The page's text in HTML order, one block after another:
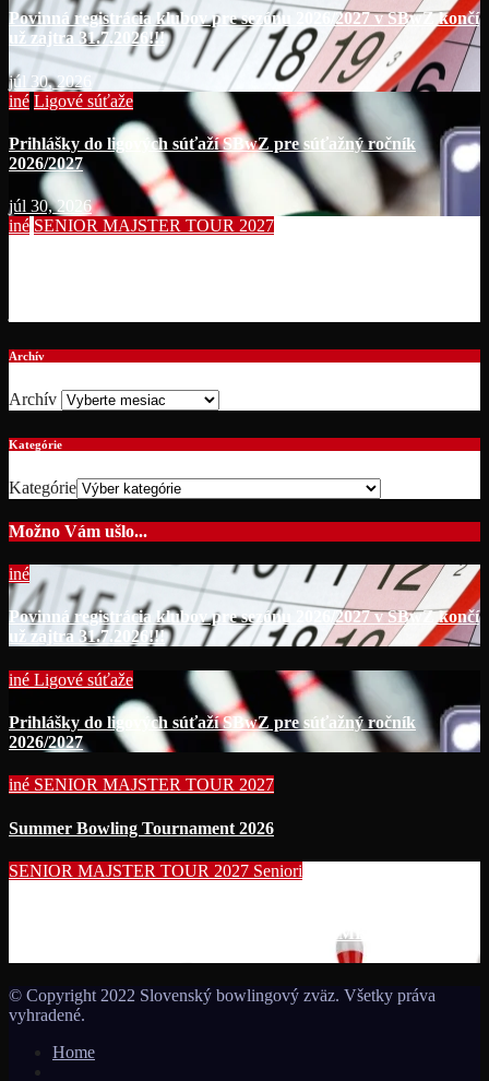
Povinná registrácia klubov pre sezónu 2026/2027 v SBwZ končí
už zajtra 31.7.2026!!!
júl 30, 2026
iné Ligové súťaže
Prihlášky do ligových súťaží SBwZ pre súťažný ročník
2026/2027
júl 30, 2026
iné SENIOR MAJSTER TOUR 2027
Archív
Archív
Kategórie
Kategórie
Možno Vám ušlo...
iné
Povinná registrácia klubov pre sezónu 2026/2027 v SBwZ končí
už zajtra 31.7.2026!!!
iné Ligové súťaže
Prihlášky do ligových súťaží SBwZ pre súťažný ročník
2026/2027
iné SENIOR MAJSTER TOUR 2027
Summer Bowling Tournament 2026
SENIOR MAJSTER TOUR 2027 Seniori
MS seniorov 2027 v Thajsku turnajom SUMMER BOWLING
© Copyright 2022 Slovenský bowlingový zväz. Všetky práva
vyhradené.
Home